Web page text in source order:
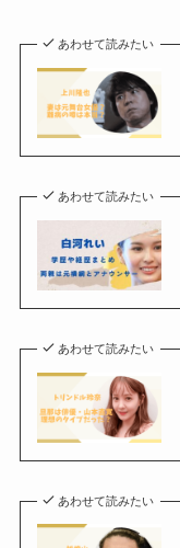
あわせて読みたい
あわせて読みたい
あわせて読みたい
あわせて読みたい